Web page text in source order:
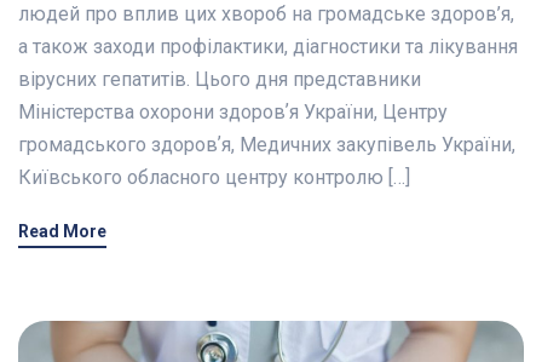
людей про вплив цих хвороб на громадське здоров’я,
а також заходи профілактики, діагностики та лікування
вірусних гепатитів. Цього дня представники
Міністерства охорони здоровʼя України, Центру
громадського здоровʼя, Медичних закупівель України,
Київського обласного центру контролю […]
Read More